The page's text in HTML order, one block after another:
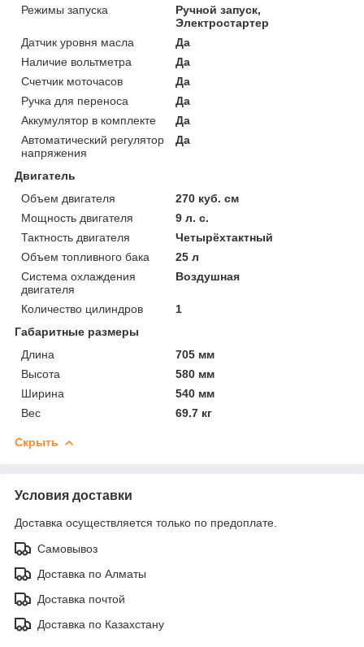
Режимы запуска
Ручной запуск,
Электростартер
Датчик уровня масла
Да
Наличие вольтметра
Да
Счетчик моточасов
Да
Ручка для переноса
Да
Аккумулятор в комплекте
Да
Автоматический регулятор
напряжения
Да
Двигатель
Объем двигателя
270 куб. см
Мощность двигателя
9 л. с.
Тактность двигателя
Четырёхтактный
Объем топливного бака
25 л
Система охлаждения
двигателя
Воздушная
Количество цилиндров
1
Габаритные размеры
Длина
705 мм
Высота
580 мм
Ширина
540 мм
Вес
69.7 кг
Скрыть
Условия доставки
Доставка осуществляется только по предоплате.
Самовывоз
Доставка по Алматы
Доставка почтой
Доставка по Казахстану